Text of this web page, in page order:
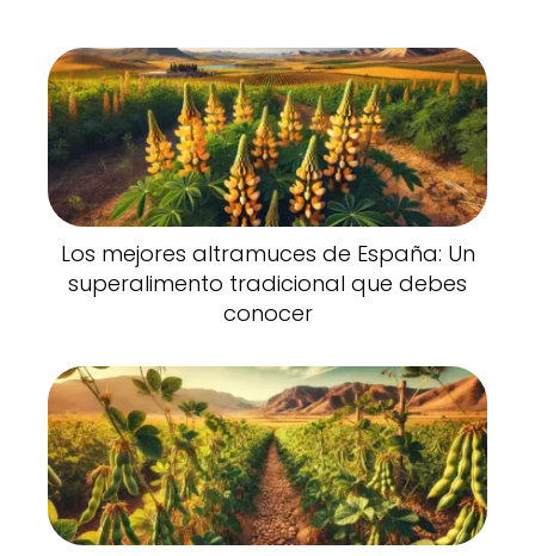
Los mejores altramuces de España: Un
superalimento tradicional que debes
conocer